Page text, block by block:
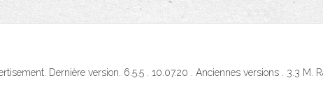
Dernière version. 6.5.5 . 10.07.20 . Anciennes versions . 3.3 M.